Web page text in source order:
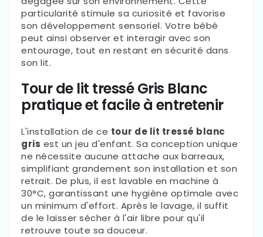
particularité stimule sa curiosité et favorise
son développement sensoriel. Votre bébé
peut ainsi observer et interagir avec son
entourage, tout en restant en sécurité dans
son lit.
Tour de lit tressé Gris Blanc
pratique et facile à entretenir
L'installation de ce tour de lit tressé blanc
gris est un jeu d'enfant. Sa conception unique
ne nécessite aucune attache aux barreaux,
simplifiant grandement son installation et son
retrait. De plus, il est lavable en machine à
30°C, garantissant une hygiène optimale avec
un minimum d'effort. Après le lavage, il suffit
de le laisser sécher à l'air libre pour qu'il
retrouve toute sa douceur.